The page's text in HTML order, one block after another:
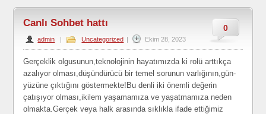
0
Canlı Sohbet hattı
admin | Uncategorized | Ekim 28, 2023
Gerçeklik olgusunun,teknolojinin hayatımızda ki rolü arttıkça
azalıyor olması,düşündürücü bir temel sorunun varlığının,gün-
yüzüne çıktığını göstermekte!Bu denli iki önemli değerin
çatışıyor olması,ikilem yaşamamıza ve yaşatmamıza neden
olmakta.Gerçek veya halk arasında sıklıkla ifade ettiğimiz